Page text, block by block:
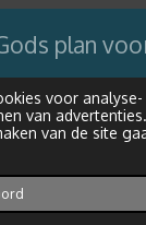
voor analyse-
van advertenties.
van de site
plan